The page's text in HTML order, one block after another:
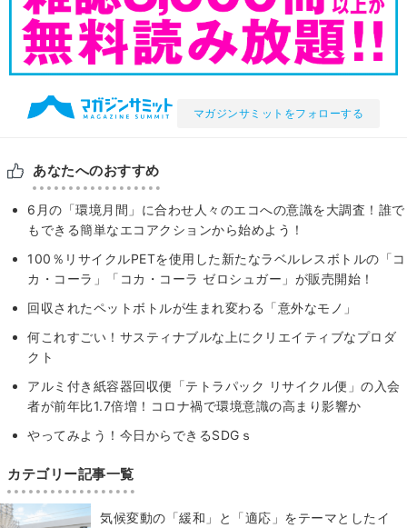
マガジンサミットをフォローする
あなたへのおすすめ
6月の「環境月間」に合わせ人々のエコへの意識を大調査！誰で
もできる簡単なエコアクションから始めよう！
100％リサイクルPETを使用した新たなラベルレスボトルの「コ
カ・コーラ」「コカ・コーラ ゼロシュガー」が販売開始！
回収されたペットボトルが生まれ変わる「意外なモノ」
何これすごい！サスティナブルな上にクリエイティブなプロダ
クト
アルミ付き紙容器回収便「テトラパック リサイクル便」の入会
者が前年比1.7倍増！コロナ禍で環境意識の高まり影響か
やってみよう！今日からできるSDGｓ
カテゴリー記事一覧
気候変動の「緩和」と「適応」をテーマとしたイ